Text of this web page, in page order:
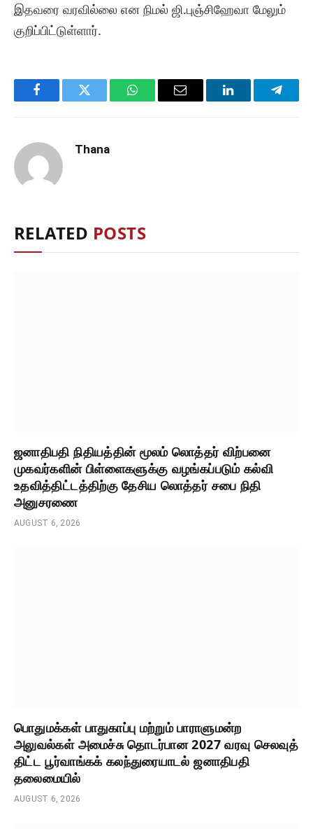
இதவரை வரவில்லை என நிமல் ஜி.புஞ்சிஹேவா மேலும்
குறிப்பிட்டுள்ளார்.
FacebookTwitter WhatsAppEmail LinkedIn
Thana
RELATED POSTS
ஜனாதிபதி நிதியத்தின் மூலம் லொத்தர் விற்பனை
முகவர்களின் பிள்ளைகளுக்கு வழங்கப்படும் கல்வி
உதவித்திட்டத்திற்கு தேசிய லொத்தர் சபை நிதி
அனுசரணை
AUGUST 6, 2026
பொதுமக்கள் பாதுகாப்பு மற்றும் பாராளுமன்ற
அலுவல்கள் அமைச்சு தொடர்பான 2027 வரவு செலவுத்
திட்ட பூர்வாங்கக் கலந்துரையாடல் ஜனாதிபதி
தலைமையில்
AUGUST 6, 2026